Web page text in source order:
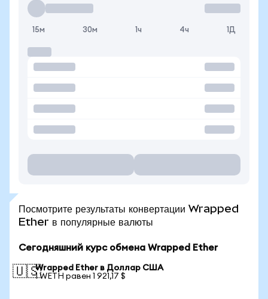
15м 30м 1ч 4ч 1Д
Посмотрите результаты конвертации Wrapped
Ether в популярные валюты
Сегодняшний курс обмена Wrapped Ether
🇺🇸Wrapped Ether в Доллар США
1 WETH равен 1 921,17 $